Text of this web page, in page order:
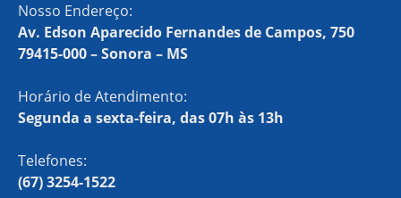
Nosso Endereço:
Av. Edson Aparecido Fernandes de Campos, 750
79415-000 – Sonora – MS
Horário de Atendimento:
Segunda a sexta-feira, das 07h às 13h
Telefones:
(67) 3254-1522